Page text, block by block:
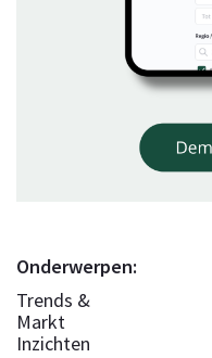
Onderwerpen:
Trends &
Markt
Inzichten